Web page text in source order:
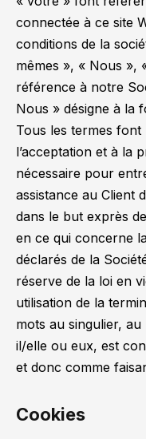
connectée à ce site
conditions de la
mêmes », « Nous »,
référence à notre
Nous » désigne à la
Tous les termes
l’acceptation et à la
nécessaire pour
assistance au Client
dans le but exprès
en ce qui concerne
déclarés de la
réserve de la loi en
utilisation de la
mots au singulier,
il/elle ou eux, est
et donc comme
Cookies